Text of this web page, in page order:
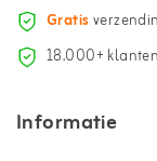
Gratis
18.000+
Informatie